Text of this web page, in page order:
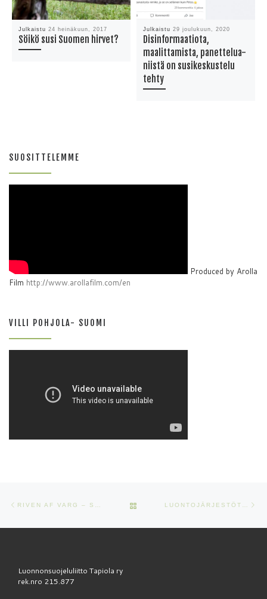
Julkaistu 24 heinäkuun, 2017
Söikö susi Suomen hirvet?
Julkaistu 29 joulukuun, 2020
Disinformaatiota,
maalittamista, panettelua-
niistä on susikeskustelu
tehty
SUOSITTELEMME
Produced by Arolla
Film http://www.arollafilm.com/en
VILLI POHJOLA- SUOMI
ARTIKKELISIVULLE
Luonnonsuojeluliitto Tapiola ry
rek.nro 215.877